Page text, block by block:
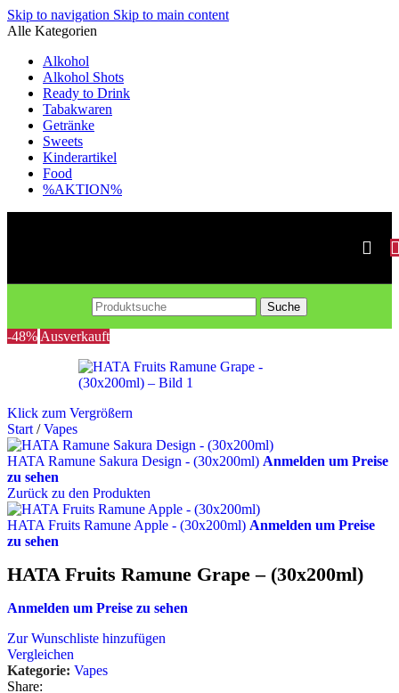
Skip to navigation Skip to main content
Alle Kategorien
Alkohol
Alkohol Shots
Ready to Drink
Tabakwaren
Getränke
Sweets
Kinderartikel
Food
%AKTION%
Suche
-48% Ausverkauft
Klick zum Vergrößern
Start / Vapes
HATA Ramune Sakura Design - (30x200ml) Anmelden um Preise
zu sehen
Zurück zu den Produkten
HATA Fruits Ramune Apple - (30x200ml) Anmelden um Preise
zu sehen
HATA Fruits Ramune Grape – (30x200ml)
Anmelden um Preise zu sehen
Zur Wunschliste hinzufügen
Vergleichen
Kategorie: Vapes
Share: